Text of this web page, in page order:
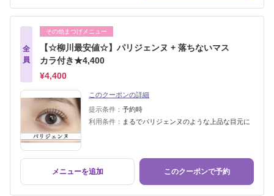
全
員
その他まつげメニュー
【☆柳川最安値☆】パリジェンヌ + 落ちないマス
カラ付き★4,400
¥4,400
このクーポンの詳細
提示条件： 予約時
利用条件： まるでパリジェンヌのような上品な目元に
メニューを追加 このクーポンで予約